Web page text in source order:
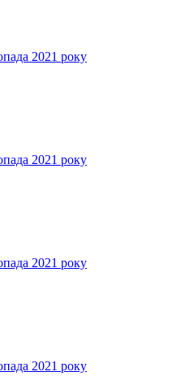
2021 року
2021 року
2021 року
2021 року